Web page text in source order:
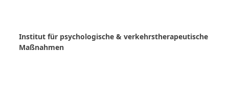
Institut für psychologische & verkehrstherapeutische
Maßnahmen